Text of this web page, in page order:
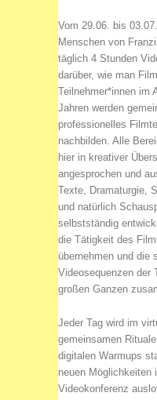
Vom 29.06. bis
Menschen von
täglich 4 Stunden
darüber, wie man
Teilnehmer*innen im
Jahren werden
professionelles
nachbilden. Alle
hier in kreativer
angesprochen und
Texte, Dramaturgie,
und natürlich
selbstständig
die Tätigkeit des
übernehmen und die
Videosequenzen der
großen Ganzen
Jeder Tag wird im
gemeinsamen
digitalen Warmups
neuen Möglichkeiten
Videokonferenz